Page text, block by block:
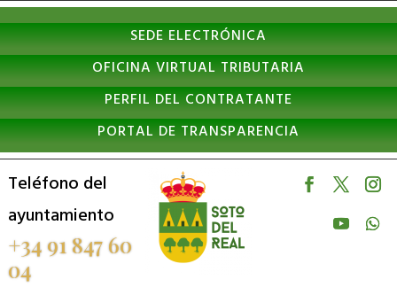
Nota:
este
sitio
web
incluye
un
sistema
de
accesibilidad.
SEDE ELECTRÓNICA
OFICINA VIRTUAL TRIBUTARIA
PERFIL DEL CONTRATANTE
PORTAL DE TRANSPARENCIA
Teléfono del
ayuntamiento
+34 91 847 60
04